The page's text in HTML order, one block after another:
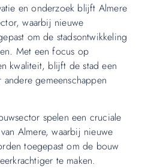
en onderzoek blijft Almere
waarbij nieuwe
om de stadsontwikkeling
Met een focus op
kwaliteit, blijft de stad een
gemeenschappen
spelen een cruciale
Almere, waarbij nieuwe
toegepast om de bouw
te maken.